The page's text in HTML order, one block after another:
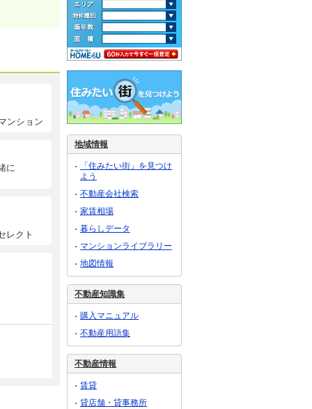
ンション
に
レクト
地域情報
「住みたい街」を見つけ
よう
不動産会社検索
家賃相場
暮らしデータ
マンションライブラリー
地図情報
不動産知識集
購入マニュアル
不動産用語集
不動産情報
賃貸
貸店舗・貸事務所